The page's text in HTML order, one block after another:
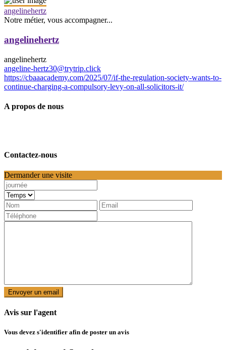
angelinehertz
Notre métier, vous accompagner...
angelinehertz
angelinehertz
angeline-hertz30@trytrip.click
https://cbaaacademy.com/2025/07/if-the-regulation-society-wants-to-
continue-charging-a-compulsory-levy-on-all-solicitors-it/
A propos de nous
Contactez-nous
Dermander une visite
Avis sur l'agent
Vous devez s'identifier afin de poster un avis